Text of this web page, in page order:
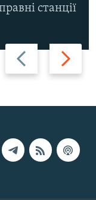
Назад Вперед
станції